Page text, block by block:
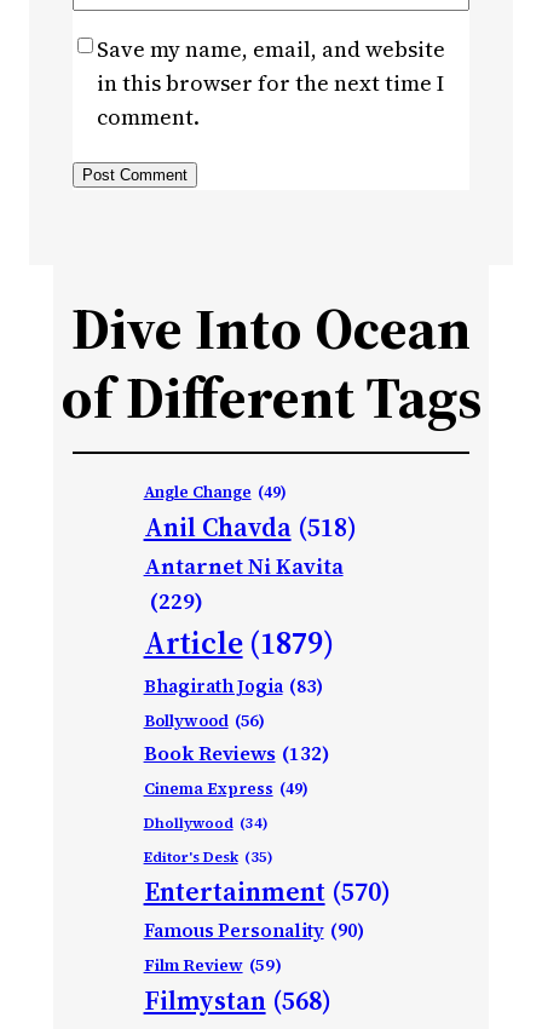
Save my name, email, and website
in this browser for the next time I
comment.
Dive Into Ocean
of Different Tags
Angle Change (49)
Anil Chavda (518)
Antarnet Ni Kavita
(229)
Article (1879)
Bhagirath Jogia (83)
Bollywood (56)
Book Reviews (132)
Cinema Express (49)
Dhollywood (34)
Editor's Desk (35)
Entertainment (570)
Famous Personality (90)
Film Review (59)
Filmystan (568)